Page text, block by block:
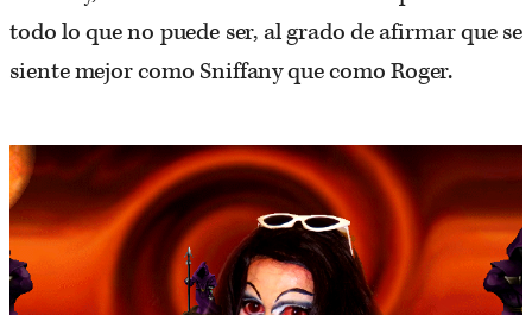
todo lo que no puede ser, al grado de afirmar que se
siente mejor como Sniffany que como Roger.